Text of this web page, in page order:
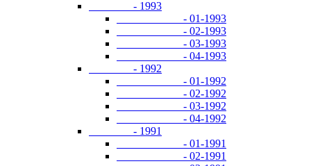
- 1993
- 01-1993
- 02-1993
- 03-1993
- 04-1993
- 1992
- 01-1992
- 02-1992
- 03-1992
- 04-1992
- 1991
- 01-1991
- 02-1991